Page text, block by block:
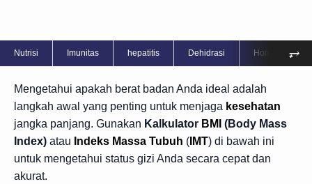
Nutrisi Imunitas hepatitis Dehidrasi Home Care
⥅
Mengetahui apakah berat badan Anda ideal adalah
langkah awal yang penting untuk menjaga kesehatan
jangka panjang. Gunakan Kalkulator BMI (Body Mass
Index) atau Indeks Massa Tubuh ( IMT) di bawah ini
untuk mengetahui status gizi Anda secara cepat dan
akurat.